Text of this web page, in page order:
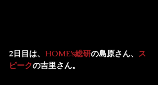
2日目は、 HOME’s総研の島原さん、 ス
ピークの吉里さん。